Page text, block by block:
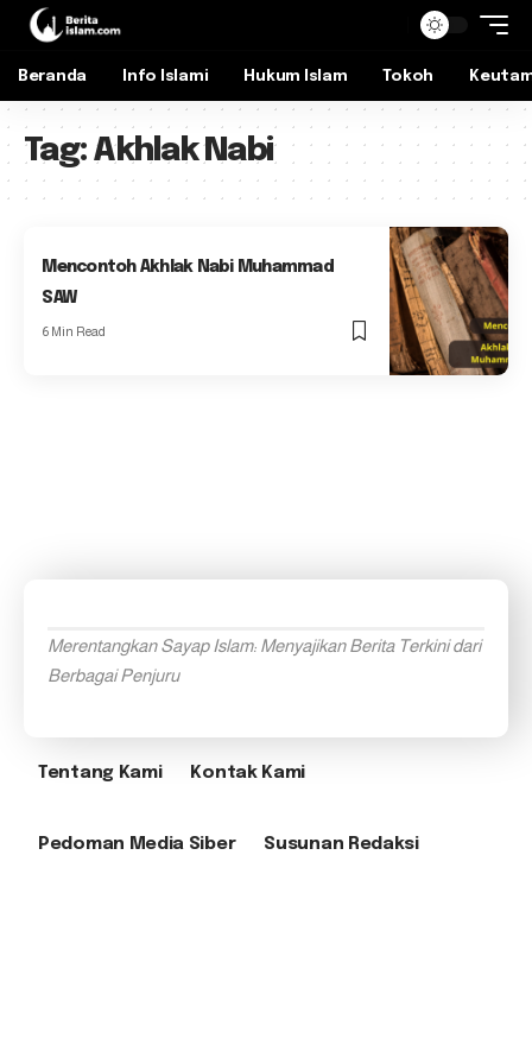
Beranda Info Islami Hukum Islam Tokoh
Tag: Akhlak Nabi
Mencontoh Akhlak Nabi Muhammad
SAW
6 Min Read
Merentangkan Sayap Islam: Menyajikan Berita Terkini dari
Berbagai Penjuru
Tentang Kami Kontak Kami
Pedoman Media Siber Susunan Redaksi